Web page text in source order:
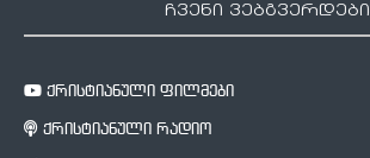
ჩვენი ვებგვერდები
ქრისტიანული ფილმები
ქრისტიანული რადიო